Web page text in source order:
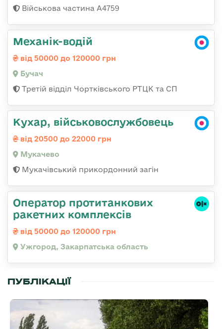
Військова частина А4759
Механік-водій
від 50000 до 120000 грн
Бучач
Третій відділ Чортківського РТЦК та СП
Кухар, військовослужбовець
від 20500 до 22000 грн
Мукачево
Мукачівський прикордонний загін
Оператор протитанкових
ракетних комплексів
від 50000 до 120000 грн
Ужгород, Закарпатська область
ПУБЛІКАЦІЇ